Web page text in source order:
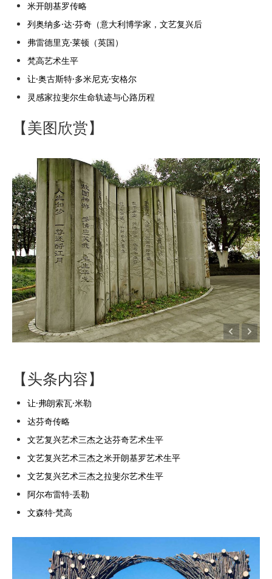
米开朗基罗传略
列奥纳多·达·芬奇（意大利博学家，文艺复兴后
弗雷德里克·莱顿（英国）
梵高艺术生平
让·奥古斯特·多米尼克·安格尔
灵感家拉斐尔生命轨迹与心路历程
【美图欣赏】
【头条内容】
让·弗朗索瓦·米勒
达芬奇传略
文艺复兴艺术三杰之达芬奇艺术生平
文艺复兴艺术三杰之米开朗基罗艺术生平
文艺复兴艺术三杰之拉斐尔艺术生平
阿尔布雷特·丢勒
文森特·梵高